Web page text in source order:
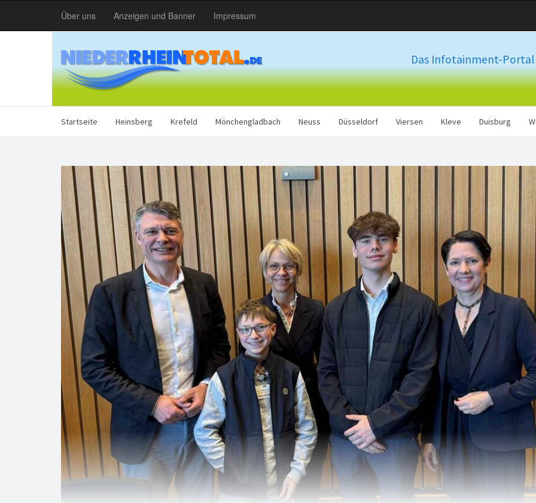
Über uns Anzeigen und Banner Impressum
Das Infotainment-
Startseite Heinsberg Krefeld Mönchengladbach Neuss Düsseldorf Viersen Kleve Duisburg